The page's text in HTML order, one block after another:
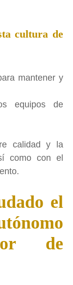
cultura de
mantener y
equipos de
calidad y la
como con el
el
de